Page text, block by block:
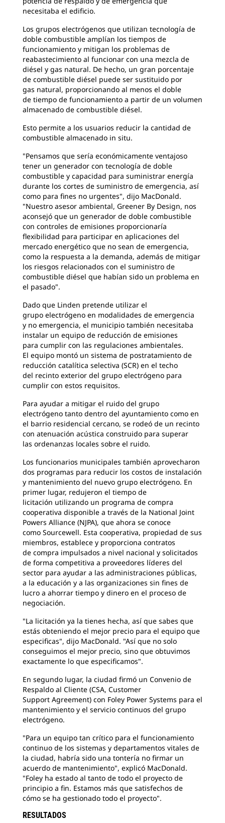
necesitaba el edificio.
Los grupos electrógenos que utilizan tecnología de
doble combustible amplían los tiempos de
funcionamiento y mitigan los problemas de
reabastecimiento al funcionar con una mezcla de
diésel y gas natural. De hecho, un gran porcentaje
de combustible diésel puede ser sustituido por
gas natural, proporcionando al menos el doble
de tiempo de funcionamiento a partir de un volumen
almacenado de combustible diésel.
Esto permite a los usuarios reducir la cantidad de
combustible almacenado in situ.
"Pensamos que sería económicamente ventajoso
tener un generador con tecnología de doble
combustible y capacidad para suministrar energía
durante los cortes de suministro de emergencia, así
como para fines no urgentes", dijo MacDonald.
"Nuestro asesor ambiental, Greener By Design, nos
aconsejó que un generador de doble combustible
con controles de emisiones proporcionaría
flexibilidad para participar en aplicaciones del
mercado energético que no sean de emergencia,
como la respuesta a la demanda, además de mitigar
los riesgos relacionados con el suministro de
combustible diésel que habían sido un problema en
el pasado".
Dado que Linden pretende utilizar el
grupo electrógeno en modalidades de emergencia
y no emergencia, el municipio también necesitaba
instalar un equipo de reducción de emisiones
para cumplir con las regulaciones ambientales.
El equipo montó un sistema de postratamiento de
reducción catalítica selectiva (SCR) en el techo
del recinto exterior del grupo electrógeno para
cumplir con estos requisitos.
Para ayudar a mitigar el ruido del grupo
electrógeno tanto dentro del ayuntamiento como en
el barrio residencial cercano, se rodeó de un recinto
con atenuación acústica construido para superar
las ordenanzas locales sobre el ruido.
Los funcionarios municipales también aprovecharon
dos programas para reducir los costos de instalación
y mantenimiento del nuevo grupo electrógeno. En
primer lugar, redujeron el tiempo de
licitación utilizando un programa de compra
cooperativa disponible a través de la National Joint
Powers Alliance (NJPA), que ahora se conoce
como Sourcewell. Esta cooperativa, propiedad de sus
miembros, establece y proporciona contratos
de compra impulsados a nivel nacional y solicitados
de forma competitiva a proveedores líderes del
sector para ayudar a las administraciones públicas,
a la educación y a las organizaciones sin fines de
lucro a ahorrar tiempo y dinero en el proceso de
negociación.
"La licitación ya la tienes hecha, así que sabes que
estás obteniendo el mejor precio para el equipo que
especificas", dijo MacDonald. "Así que no solo
conseguimos el mejor precio, sino que obtuvimos
exactamente lo que especificamos".
En segundo lugar, la ciudad firmó un Convenio de
Respaldo al Cliente (CSA, Customer
Support Agreement) con Foley Power Systems para el
mantenimiento y el servicio continuos del grupo
electrógeno.
"Para un equipo tan crítico para el funcionamiento
continuo de los sistemas y departamentos vitales de
la ciudad, habría sido una tontería no firmar un
acuerdo de mantenimiento", explicó MacDonald.
"Foley ha estado al tanto de todo el proyecto de
principio a fin. Estamos más que satisfechos de
cómo se ha gestionado todo el proyecto".
RESULTADOS